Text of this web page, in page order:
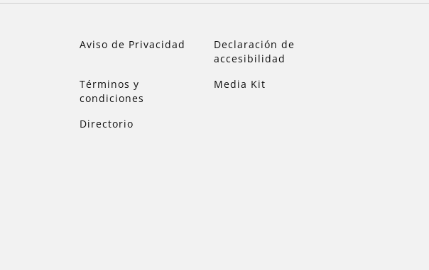
Aviso de Privacidad
Declaración de
accesibilidad
Términos y
condiciones
Media Kit
Directorio